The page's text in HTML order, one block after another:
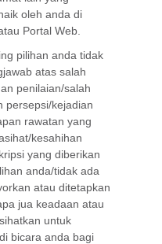
oleh anda di
Portal Web.
pilihan anda tidak
atas salah
penilaian/salah
persepsi/kejadian
rawatan yang
kesahihan
yang diberikan
anda/tidak ada
atau ditetapkan
jua keadaan atau
untuk
bicara anda bagi